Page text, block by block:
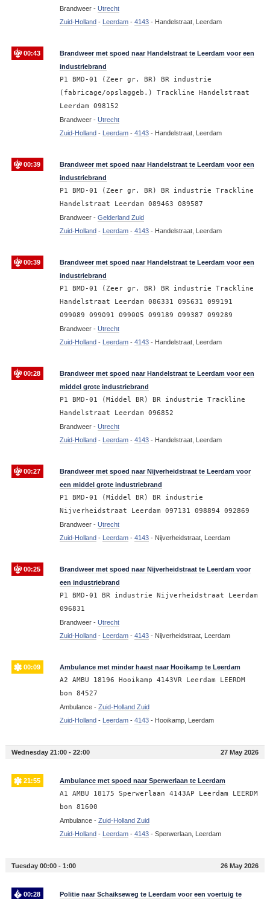
Brandweer - Utrecht
Zuid-Holland - Leerdam- 4143- Handelstraat, Leerdam
00:43
Brandweer met spoed naar Handelstraat te Leerdam voor een
industriebrand
P1 BMD-01 (Zeer gr. BR) BR industrie
(fabricage/opslaggeb.) Trackline Handelstraat
Leerdam 098152
Brandweer - Utrecht
Zuid-Holland - Leerdam- 4143- Handelstraat, Leerdam
00:39
Brandweer met spoed naar Handelstraat te Leerdam voor een
industriebrand
P1 BMD-01 (Zeer gr. BR) BR industrie Trackline
Handelstraat Leerdam 089463 089587
Brandweer - Gelderland Zuid
Zuid-Holland - Leerdam- 4143- Handelstraat, Leerdam
00:39
Brandweer met spoed naar Handelstraat te Leerdam voor een
industriebrand
P1 BMD-01 (Zeer gr. BR) BR industrie Trackline
Handelstraat Leerdam 086331 095631 099191
099089 099091 099005 099189 099387 099289
Brandweer - Utrecht
Zuid-Holland - Leerdam- 4143- Handelstraat, Leerdam
00:28
Brandweer met spoed naar Handelstraat te Leerdam voor een
middel grote industriebrand
P1 BMD-01 (Middel BR) BR industrie Trackline
Handelstraat Leerdam 096852
Brandweer - Utrecht
Zuid-Holland - Leerdam- 4143- Handelstraat, Leerdam
00:27
Brandweer met spoed naar Nijverheidstraat te Leerdam voor
een middel grote industriebrand
P1 BMD-01 (Middel BR) BR industrie
Nijverheidstraat Leerdam 097131 098894 092869
Brandweer - Utrecht
Zuid-Holland - Leerdam- 4143- Nijverheidstraat, Leerdam
00:25
Brandweer met spoed naar Nijverheidstraat te Leerdam voor
een industriebrand
P1 BMD-01 BR industrie Nijverheidstraat Leerdam
096831
Brandweer - Utrecht
Zuid-Holland - Leerdam- 4143- Nijverheidstraat, Leerdam
00:09 Ambulance met minder haast naar Hooikamp te Leerdam
A2 AMBU 18196 Hooikamp 4143VR Leerdam LEERDM
bon 84527
Ambulance - Zuid-Holland Zuid
Zuid-Holland - Leerdam- 4143- Hooikamp, Leerdam
Wednesday 21:00 - 22:00 27 May 2026
21:55 Ambulance met spoed naar Sperwerlaan te Leerdam
A1 AMBU 18175 Sperwerlaan 4143AP Leerdam LEERDM
bon 81600
Ambulance - Zuid-Holland Zuid
Zuid-Holland - Leerdam- 4143- Sperwerlaan, Leerdam
Tuesday 00:00 - 1:00 26 May 2026
00:28
Politie naar Schaikseweg te Leerdam voor een voertuig te